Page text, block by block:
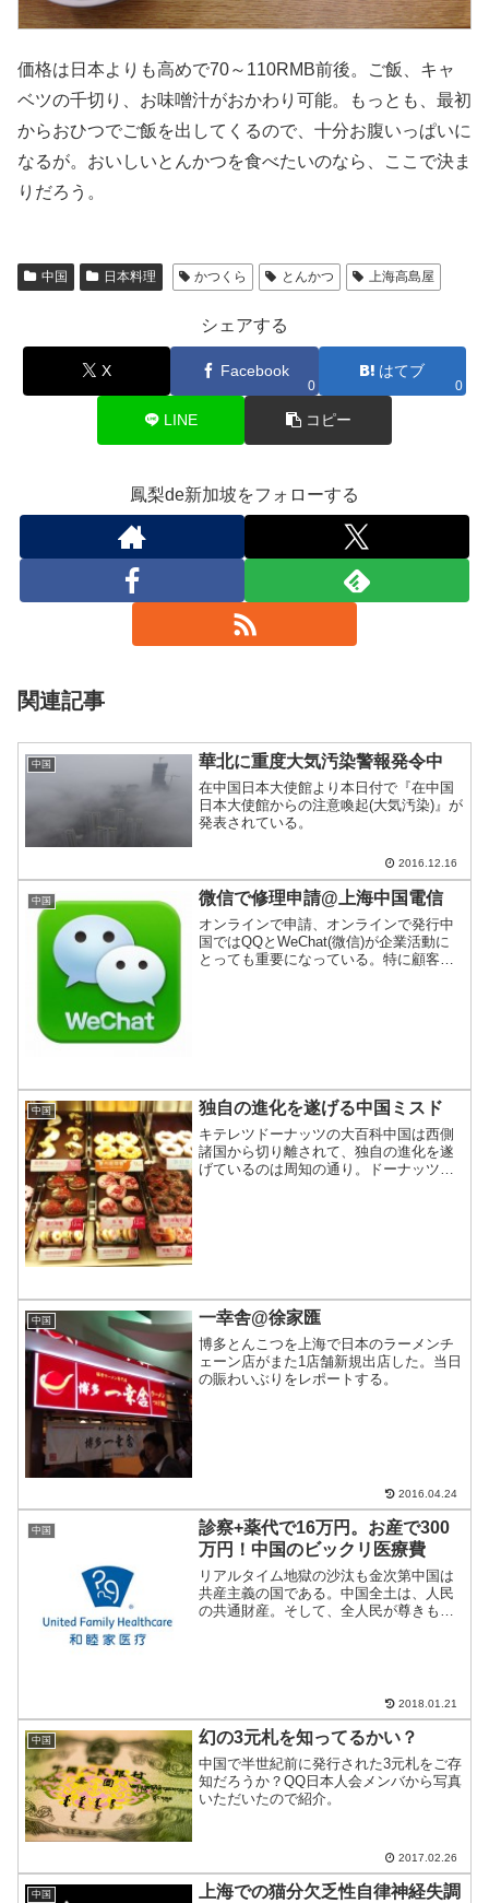
価格は日本よりも高めで70～110RMB前後。ご飯、キャ
ベツの千切り、お味噌汁がおかわり可能。もっとも、最初
からおひつでご飯を出してくるので、十分お腹いっぱいに
なるが。おいしいとんかつを食べたいのなら、ここで決ま
りだろう。
中国 日本料理 かつくら とんかつ 上海高島屋
シェアする
X Facebook
0
はてブ
0
LINE コピー
鳳梨de新加坡をフォローする
関連記事
中国 華北に重度大気汚染警報発令中
在中国日本大使館より本日付で『在中国
日本大使館からの注意喚起(大気汚染)』が
発表されている。
2016.12.16
中国 微信で修理申請@上海中国電信
オンラインで申請、オンラインで発行中
国ではQQとWeChat(微信)が企業活動に
とっても重要になっている。特に顧客向
中国 独自の進化を遂げる中国ミスド
キテレツドーナッツの大百科中国は西側
諸国から切り離されて、独自の進化を遂
げているのは周知の通り。ドーナッツも
中国 一幸舎@徐家匯
博多とんこつを上海で日本のラーメンチ
ェーン店がまた1店舗新規出店した。当日
の賑わいぶりをレポートする。
2016.04.24
中国
診察+薬代で16万円。お産で300
万円！中国のビックリ医療費
リアルタイム地獄の沙汰も金次第中国は
共産主義の国である。中国全土は、人民
の共通財産。そして、全人民が尊きも貧
2018.01.21
中国 幻の3元札を知ってるかい？
中国で半世紀前に発行された3元札をご存
知だろうか？QQ日本人会メンバから写真
いただいたので紹介。
2017.02.26
中国
上海での猫分欠乏性自律神経失調